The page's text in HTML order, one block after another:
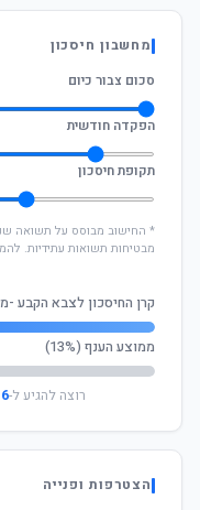
מחשבון חיסכון
סכום צבור כיום
הפקדה חודשית
תקופת חיסכון
מבטיחות תשואות עתידיות.
קרן החיסכון לצבא הקבע -
ממוצע הענף (13%)
רוצה להגיע ל-
הצטרפות ופנייה